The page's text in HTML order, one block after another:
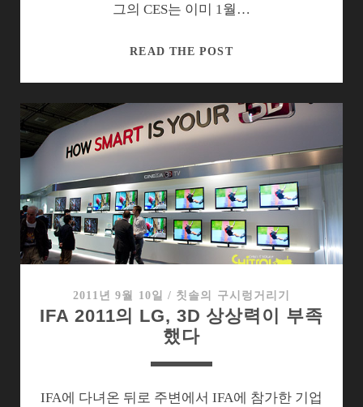
그의 CES는 이미 1월…
READ THE POST[CES2012]
TV
전
관
전
포
인
트
2011년 9월 10일 / 칫솔의 구시렁거리기
IFA 2011의 LG, 3D 상상력이 부족
했다
IFA에 다녀온 뒤로 주변에서 IFA에 참가한 기업